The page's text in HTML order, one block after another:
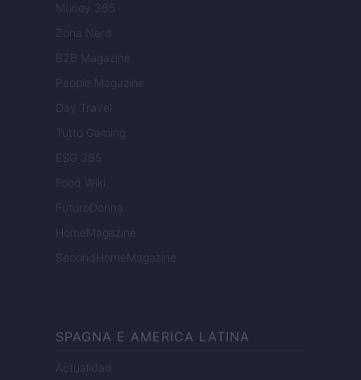
Money 365
Zona Nerd
B2B Magazine
People Magazine
Day Travel
Tutto Gaming
ESG 365
Food Wiki
FuturoDonna
HomeMagazine
SecondHomeMagazine
SPAGNA E AMERICA LATINA
Actualidad